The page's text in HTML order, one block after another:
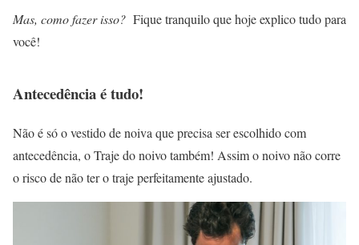
Mas, como fazer isso? Fique tranquilo que hoje explico tudo para
você!
Antecedência é tudo!
Não é só o vestido de noiva que precisa ser escolhido com
antecedência, o Traje do noivo também! Assim o noivo não corre
o risco de não ter o traje perfeitamente ajustado.